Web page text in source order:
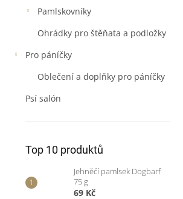
Pamlskovníky
Ohrádky pro štěňata a podložky
Pro páníčky
Oblečení a doplňky pro páníčky
Psí salón
Top 10 produktů
Jehněčí pamlsek Dogbarf
75 g
69 Kč